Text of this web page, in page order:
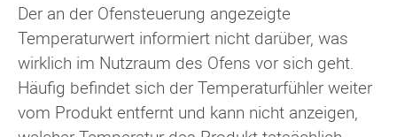
Der an der Ofensteuerung angezeigte
Temperaturwert informiert nicht darüber, was
wirklich im Nutzraum des Ofens vor sich geht.
Häufig befindet sich der Temperaturfühler weiter
vom Produkt entfernt und kann nicht anzeigen,